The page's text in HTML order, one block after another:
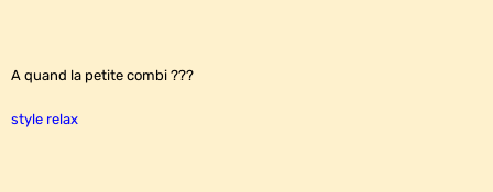
A quand la petite combi ???
style relax